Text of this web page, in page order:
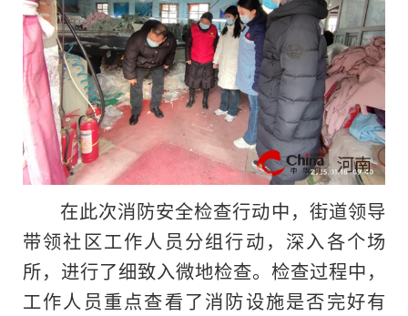
在此次消防安全检查行动中，街道领导
带领社区工作人员分组行动，深入各个场
所，进行了细致入微地检查。检查过程中，
工作人员重点查看了消防设施是否完好有